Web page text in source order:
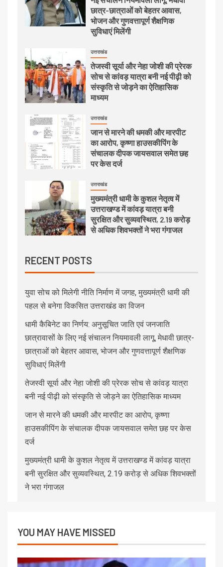
छात्र-छात्राओं को बेहतर आवास,
भोजन और गुणवत्तापूर्ण शैक्षणिक
सुविधाएं मिलेंगी
उत्तराखंड
तेजस्वी सूर्या और नेहा जोशी की प्रेरक
सोच से कांवड़ यात्रा बनी नई पीढ़ी को
संस्कृति से जोड़ने का ऐतिहासिक
माध्यम
उत्तराखंड
जान से मारने की धमकी और मारपीट
का आरोप, कृष्णा हाउसकीपिंग के
संचालक दीपक जायसवाल समेत छह
पर केस दर्ज
उत्तराखंड
मुख्यमंत्री धामी के कुशल नेतृत्व में
उत्तराखण्ड में कांवड़ यात्रा बनी
सुरक्षित और सुव्यवस्थित, 2.19 करोड़
से अधिक शिवभक्तों ने भरा गंगाजल
RECENT POSTS
युवा सोच को मिलेगी नीति निर्माण में जगह, मुख्यमंत्री धामी की
पहल से बनेगा विकसित उत्तराखंड का विजन
धामी कैबिनेट का निर्णय: अनुसूचित जाति एवं जनजाति
छात्रावासों के लिए नई संचालन नियमावली लागू, मेधावी छात्र-
छात्राओं को बेहतर आवास, भोजन और गुणवत्तापूर्ण शैक्षणिक
सुविधाएं मिलेंगी
तेजस्वी सूर्या और नेहा जोशी की प्रेरक सोच से कांवड़ यात्रा
बनी नई पीढ़ी को संस्कृति से जोड़ने का ऐतिहासिक माध्यम
जान से मारने की धमकी और मारपीट का आरोप, कृष्णा
हाउसकीपिंग के संचालक दीपक जायसवाल समेत छह पर केस
दर्ज
मुख्यमंत्री धामी के कुशल नेतृत्व में उत्तराखण्ड में कांवड़ यात्रा
बनी सुरक्षित और सुव्यवस्थित, 2.19 करोड़ से अधिक शिवभक्तों
ने भरा गंगाजल
YOU MAY HAVE MISSED